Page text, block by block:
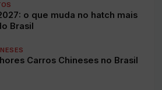
o que muda no hatch mais
Brasil
Carros Chineses no Brasil